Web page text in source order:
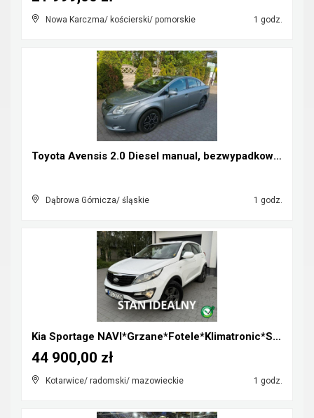
Nowa Karczma/ kościerski/ pomorskie 1 godz.
Toyota Avensis 2.0 Diesel manual, bezwypadkowa, za...
Dąbrowa Górnicza/ śląskie 1 godz.
Kia Sportage NAVI*Grzane*Fotele*Klimatronic*Serwis...
Kotarwice/ radomski/ mazowieckie 1 godz.
44 900,00 zł